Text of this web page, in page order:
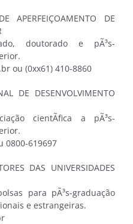
APERFEIÇOAMENTO DE
doutorado e pÃ³s-
ou (0xx61) 410-8860
DE DESENVOLVIMENTO
cientÃ­fica a pÃ³s-
0800-619697
DAS UNIVERSIDADES
para pÃ³s-graduação
e estrangeiras.